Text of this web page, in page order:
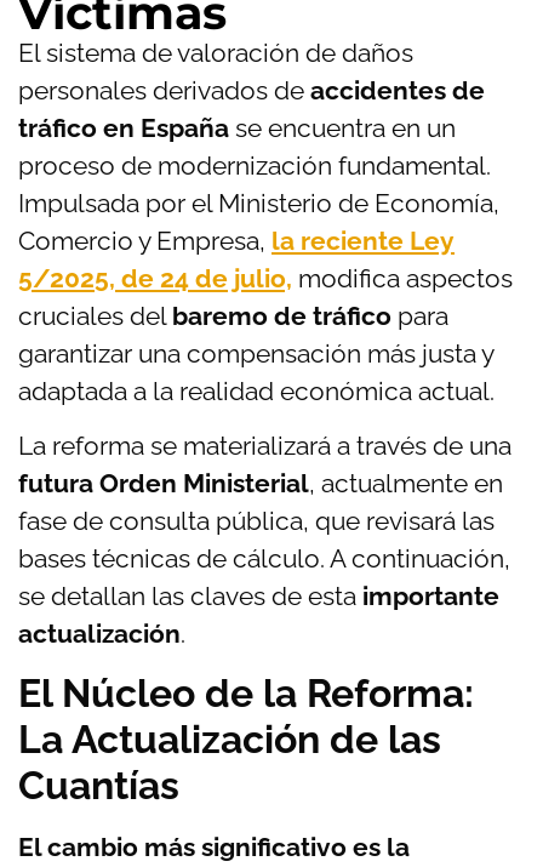
Víctimas
El sistema de valoración de daños
personales derivados de accidentes de
tráfico en España se encuentra en un
proceso de modernización fundamental.
Impulsada por el Ministerio de Economía,
Comercio y Empresa, la reciente Ley
5/2025, de 24 de julio, modifica aspectos
cruciales del baremo de tráfico para
garantizar una compensación más justa y
adaptada a la realidad económica actual.
La reforma se materializará a través de una
futura Orden Ministerial, actualmente en
fase de consulta pública, que revisará las
bases técnicas de cálculo. A continuación,
se detallan las claves de esta importante
actualización.
El Núcleo de la Reforma:
La Actualización de las
Cuantías
El cambio más significativo es la